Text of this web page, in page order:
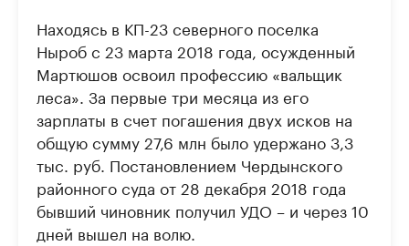
Находясь в КП-23 северного поселка
Ныроб с 23 марта 2018 года, осужденный
Мартюшов освоил профессию «вальщик
леса». За первые три месяца из его
зарплаты в счет погашения двух исков на
общую сумму 27,6 млн было удержано 3,3
тыс. руб. Постановлением Чердынского
районного суда от 28 декабря 2018 года
бывший чиновник получил УДО – и через 10
дней вышел на волю.